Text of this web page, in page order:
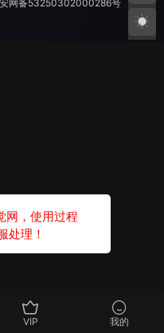
网备53250302000286号
VIP 我的
网，使用过程
处理！